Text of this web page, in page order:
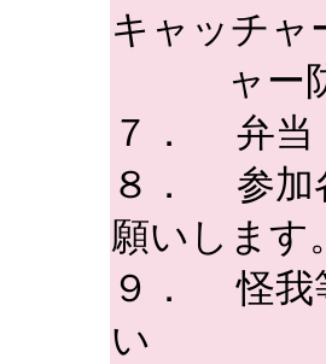
キャッチャ
ャー防具
７． 弁当
８． 参加
願いします
９． 怪我
い